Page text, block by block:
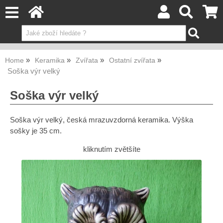
Home Keramika Zvířata Ostatní zvířata
Soška výr velký
Soška výr velký
Soška výr velký, česká mrazuvzdorná keramika. Výška
sošky je 35 cm.
kliknutím zvětšíte